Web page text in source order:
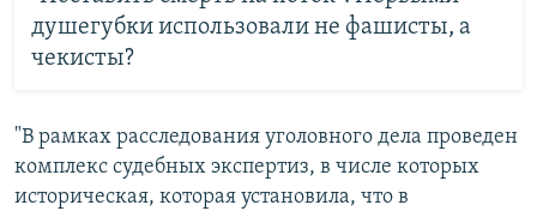
душегубки использовали не фашисты, а
чекисты?
"В рамках расследования уголовного дела проведен
комплекс судебных экспертиз, в числе которых
историческая, которая установила, что в